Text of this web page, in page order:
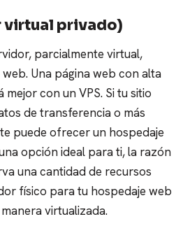
virtual privado)
parcialmente virtual,
Una página web con alta
con un VPS. Si tu sitio
de transferencia o más
puede ofrecer un hospedaje
opción ideal para ti, la razón
una cantidad de recursos
físico para tu hospedaje web
virtualizada.